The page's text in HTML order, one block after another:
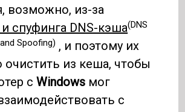
возможно, из-за
спуфинга DNS-кэша(DNS
Spoofing) , и поэтому их
очистить из кеша, чтобы
сWindows мог
с